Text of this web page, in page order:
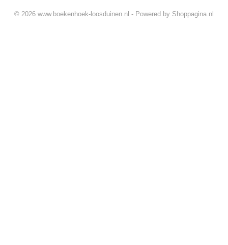
© 2026 www.boekenhoek-loosduinen.nl - Powered by Shoppagina.nl